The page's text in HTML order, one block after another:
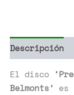
Descripción
El disco
Belmonts’ es